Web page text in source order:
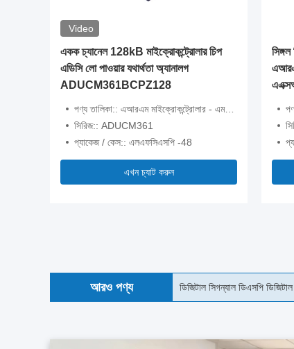
Video
একক চ্যানেল 128kB মাইক্রোকন্ট্রোলার চিপ
এডিসি লো পাওয়ার যথার্থতা অ্যানালগ
ADUCM361BCPZ128
পণ্য তালিকা:: এআরএম মাইক্রোকন্ট্রোলার - এমসিইউ
সিরিজ:: ADUCM361
প্যাকেজ / কেস:: এলএফসিএসপি -48
এখন চ্যাট করুন
আরও পণ্য ৩২ কেবি ফ্ল্যাশ ডিএসপি আইসি